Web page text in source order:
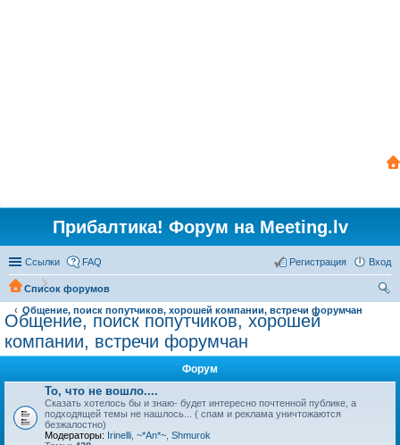
Прибалтика! Форум на Meeting.lv
Ссылки FAQ Вход
Регистрация
Список форумов
Общение, поиск попутчиков, хорошей компании, встречи форумчан
Общение, поиск попутчиков, хорошей
компании, встречи форумчан
Форум
То, что не вошло....
Сказать хотелось бы и знаю- будет интересно почтенной публике, а
подходящей темы не нашлось... ( спам и реклама уничтожаются
безжалостно)
Модераторы: Irinelli ~*An*~ Shmurok